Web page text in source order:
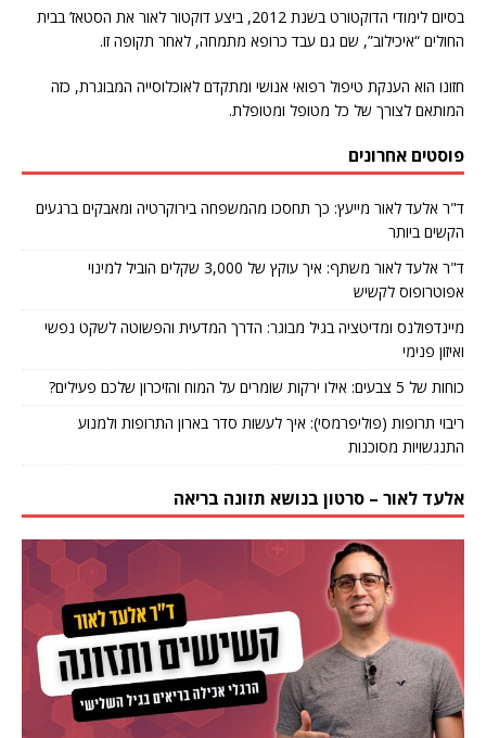
בסיום לימודי הדוקטורט בשנת 2012, ביצע דוקטור לאור את הסטאז’ בבית
החולים “איכילוב”, שם גם עבד כרופא מתמחה, לאחר תקופה זו.
חזונו הוא הענקת טיפול רפואי אנושי ומתקדם לאוכלוסייה המבוגרת, כזה
המותאם לצורך של כל מטופל ומטופלת.
פוסטים אחרונים
ד"ר אלעד לאור מייעץ: כך תחסכו מהמשפחה בירוקרטיה ומאבקים ברגעים
הקשים ביותר
ד"ר אלעד לאור משתף: איך עוקץ של 3,000 שקלים הוביל למינוי
אפוטרופוס לקשיש
מיינדפולנס ומדיטציה בגיל מבוגר: הדרך המדעית והפשוטה לשקט נפשי
ואיזון פנימי
כוחות של 5 צבעים: אילו ירקות שומרים על המוח והזיכרון שלכם פעילים?
ריבוי תרופות (פוליפרמסי): איך לעשות סדר בארון התרופות ולמנוע
התנגשויות מסוכנות
אלעד לאור – סרטון בנושא תזונה בריאה